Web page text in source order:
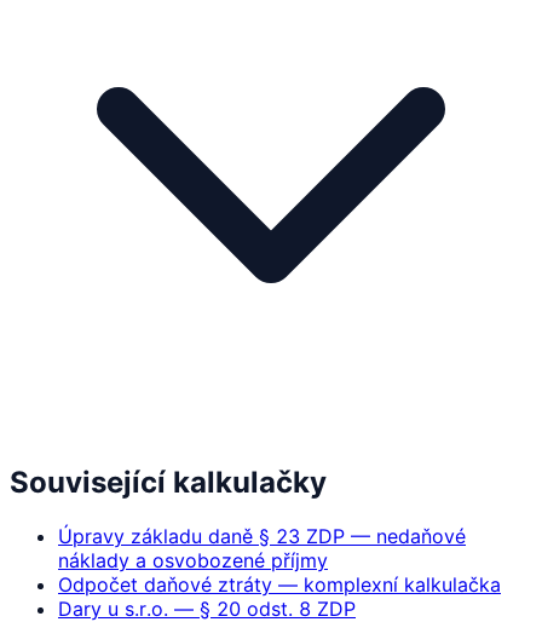
Související kalkulačky
Úpravy základu daně § 23 ZDP — nedaňové
náklady a osvobozené příjmy
Odpočet daňové ztráty — komplexní kalkulačka
Dary u s.r.o. — § 20 odst. 8 ZDP